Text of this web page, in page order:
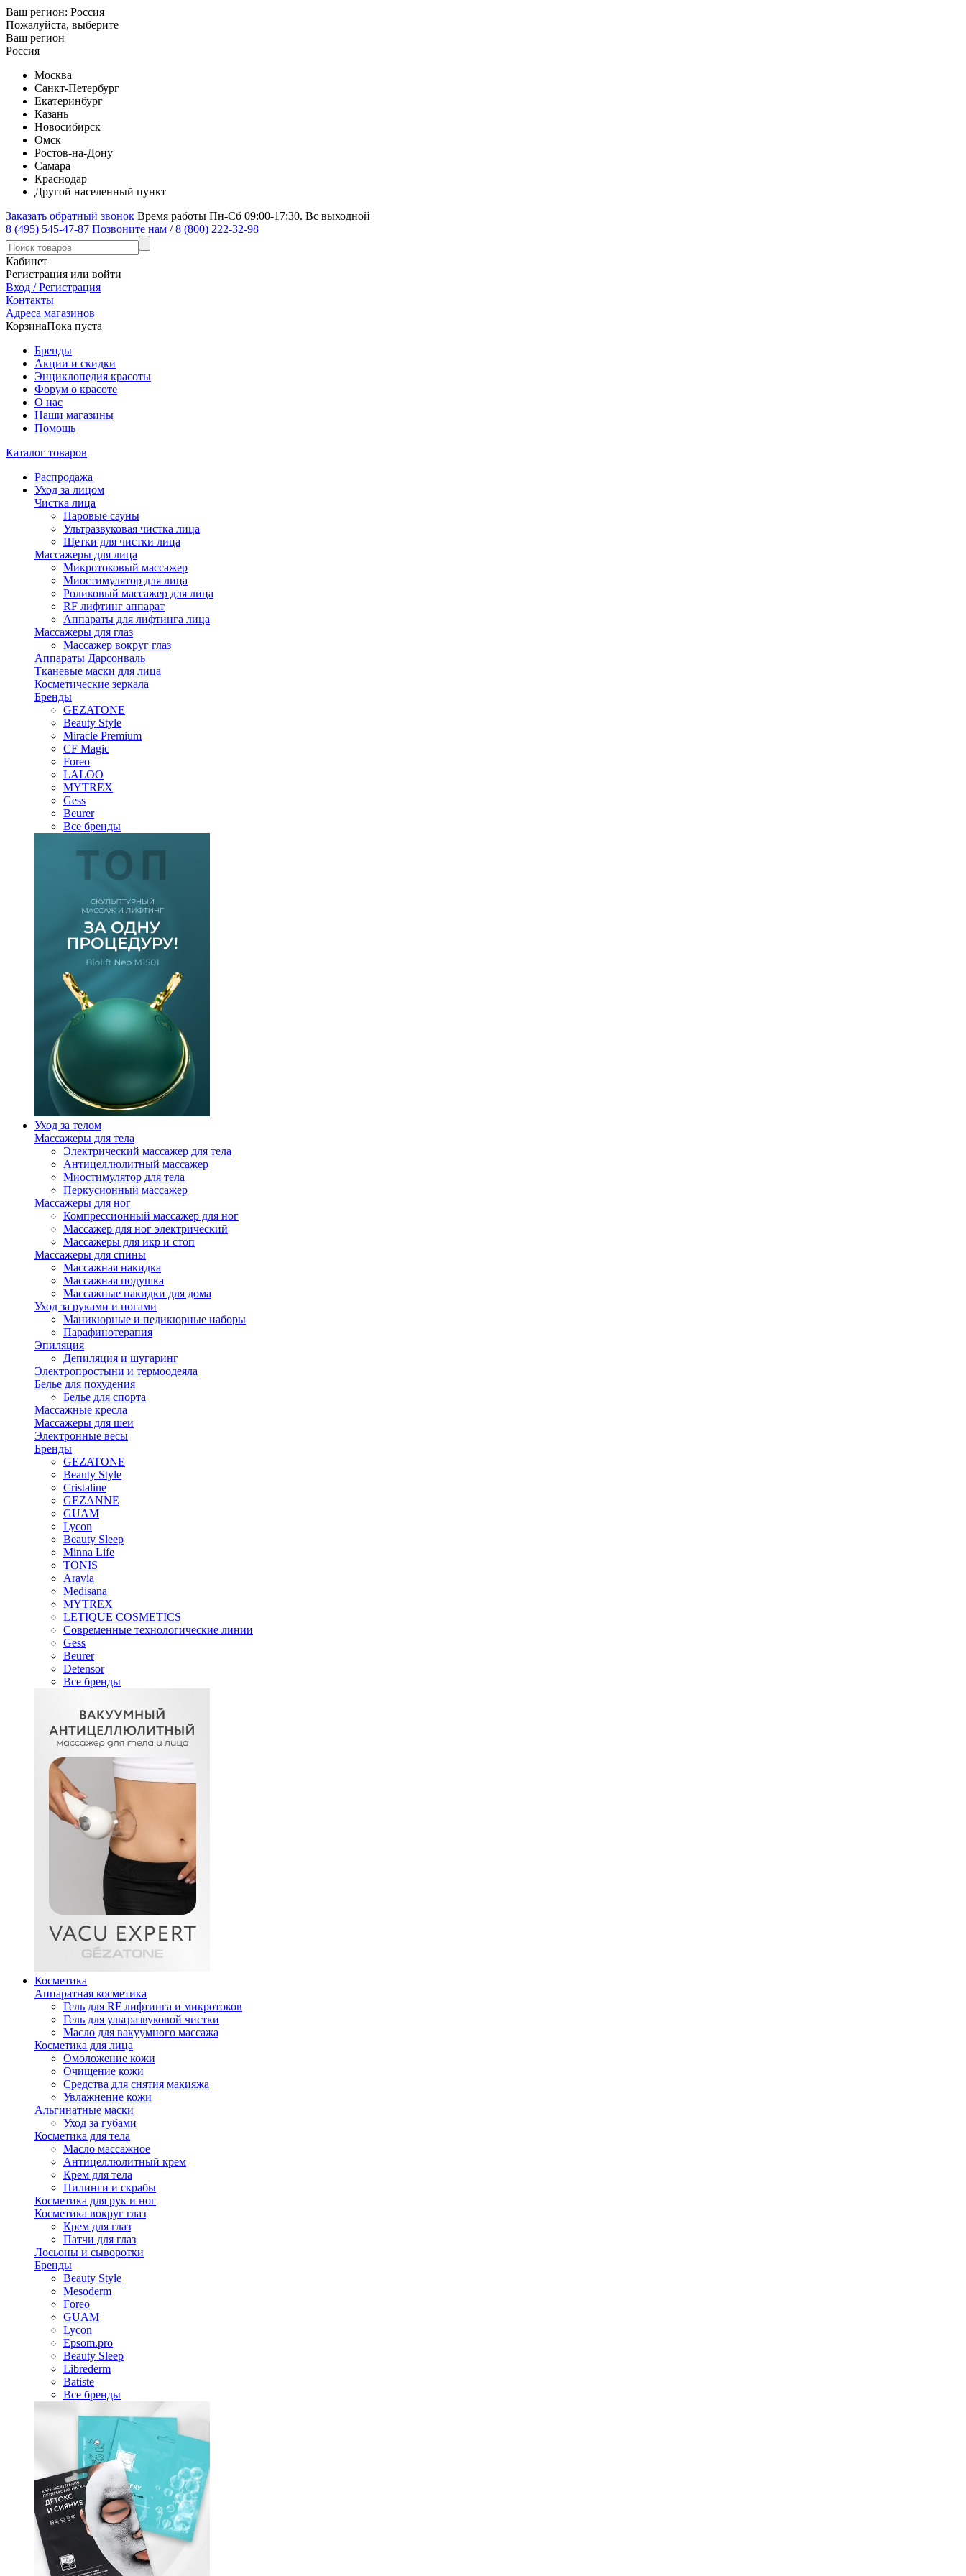
Ваш регион: Россия
Пожалуйста, выберите
Ваш регион
Россия
Москва
Санкт-Петербург
Екатеринбург
Казань
Новосибирск
Омск
Ростов-на-Дону
Самара
Краснодар
Другой населенный пункт
Заказать обратный звонок Время работы Пн-Сб 09:00-17:30. Вс выходной
8 (495) 545-47-87 Позвоните нам / 8 (800) 222-32-98
Кабинет
Регистрация или войти
Вход / Регистрация
Контакты
Адреса магазинов
КорзинаПока пуста
Бренды
Акции и скидки
Энциклопедия красоты
Форум о красоте
О нас
Наши магазины
Помощь
Каталог товаров
Распродажа
Уход за лицом
Чистка лица
Паровые сауны
Ультразвуковая чистка лица
Щетки для чистки лица
Массажеры для лица
Микротоковый массажер
Миостимулятор для лица
Роликовый массажер для лица
RF лифтинг аппарат
Аппараты для лифтинга лица
Массажеры для глаз
Массажер вокруг глаз
Аппараты Дарсонваль
Тканевые маски для лица
Косметические зеркала
Бренды
GEZATONE
Beauty Style
Miracle Premium
CF Magic
Foreo
LALOO
MYTREX
Gess
Beurer
Все бренды
Уход за телом
Массажеры для тела
Электрический массажер для тела
Антицеллюлитный массажер
Миостимулятор для тела
Перкусионный массажер
Массажеры для ног
Компрессионный массажер для ног
Массажер для ног электрический
Массажеры для икр и стоп
Массажеры для спины
Массажная накидка
Массажная подушка
Массажные накидки для дома
Уход за руками и ногами
Маникюрные и педикюрные наборы
Парафинотерапия
Эпиляция
Депиляция и шугаринг
Электропростыни и термоодеяла
Белье для похудения
Белье для спорта
Массажные кресла
Массажеры для шеи
Электронные весы
Бренды
GEZATONE
Beauty Style
Cristaline
GEZANNE
GUAM
Lycon
Beauty Sleep
Minna Life
TONIS
Aravia
Medisana
MYTREX
LETIQUE COSMETICS
Современные технологические линии
Gess
Beurer
Detensor
Все бренды
Косметика
Аппаратная косметика
Гель для RF лифтинга и микротоков
Гель для ультразвуковой чистки
Масло для вакуумного массажа
Косметика для лица
Омоложение кожи
Очищение кожи
Средства для снятия макияжа
Увлажнение кожи
Альгинатные маски
Уход за губами
Косметика для тела
Масло массажное
Антицеллюлитный крем
Крем для тела
Пилинги и скрабы
Косметика для рук и ног
Косметика вокруг глаз
Крем для глаз
Патчи для глаз
Лосьоны и сыворотки
Бренды
Beauty Style
Mesoderm
Foreo
GUAM
Lycon
Epsom.pro
Beauty Sleep
Librederm
Batiste
Все бренды